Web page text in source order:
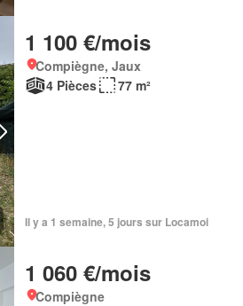
1 100 €/mois
Compiègne, Jaux
4 Pièces
77 m²
Il y a 1 semaine, 5 jours sur Locamoi
1 060 €/mois
Compiègne